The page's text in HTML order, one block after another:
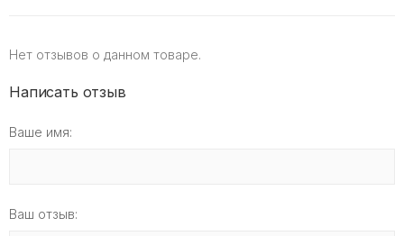
Нет отзывов о данном товаре.
Написать отзыв
Ваше имя:
Ваш отзыв: